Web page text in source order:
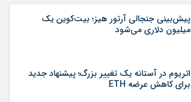
پیش‌بینی جنجالی آرتور هیز؛ بیت‌کوین یک
میلیون دلاری می‌شود
اتریوم در آستانه یک تغییر بزرگ؛ پیشنهاد جدید
برای کاهش عرضه ETH